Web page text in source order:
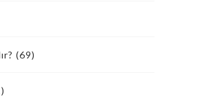
(69)